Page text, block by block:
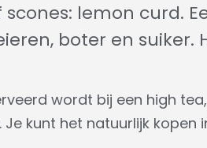
lemon curd.
boter en suiker.
wordt bij een high
kunt het natuurlijk kopen